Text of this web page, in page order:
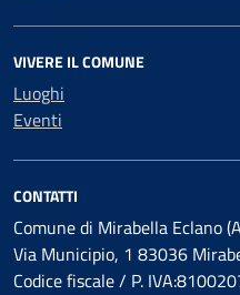
VIVERE IL COMUNE
Luoghi
Eventi
CONTATTI
Comune di Mirabella Eclano
Via Municipio, 1 83036
Codice fiscale / P.